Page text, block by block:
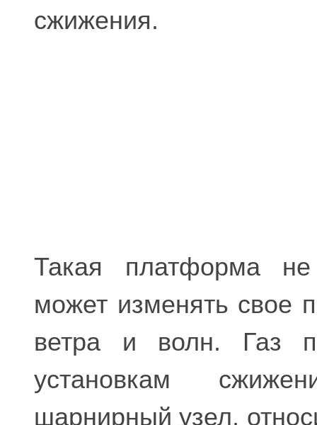
сжижения.
Такая платформа
может изменять свое
ветра и волн. Газ
установкам
шарнирный узел,